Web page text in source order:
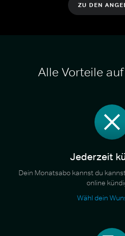
ZU DEN
Alle Vorteile
Jederzeit
Dein Monatsabo kannst du
online
Wähl dein